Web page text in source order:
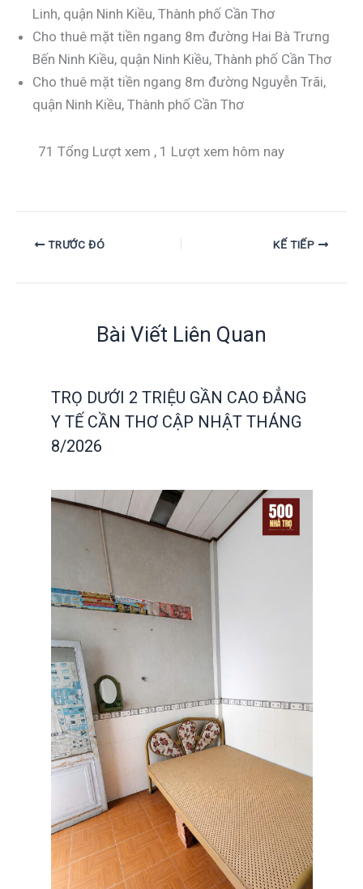
Linh, quận Ninh Kiều, Thành phố Cần Thơ
Cho thuê mặt tiền ngang 8m đường Hai Bà Trưng
Bến Ninh Kiều, quận Ninh Kiều, Thành phố Cần Thơ
Cho thuê mặt tiền ngang 8m đường Nguyễn Trãi,
quận Ninh Kiều, Thành phố Cần Thơ
71 Tổng Lượt xem , 1 Lượt xem hôm nay
TRƯỚC ĐÓ KẾ TIẾP
Bài Viết Liên Quan
TRỌ DƯỚI 2 TRIỆU GẦN CAO ĐẲNG
Y TẾ CẦN THƠ CẬP NHẬT THÁNG
8/2026